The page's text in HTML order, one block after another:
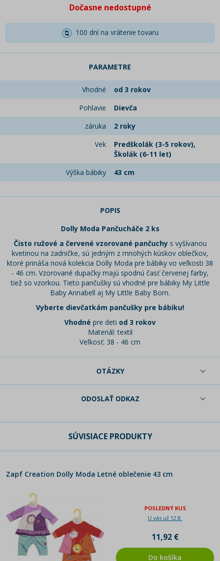
Dočasne nedostupné
100 dní na vrátenie tovaru
PARAMETRE
Vhodné
od 3 rokov
Pohlavie
Dievča
záruka
2 roky
Vek
Predškolák (3-5 rokov),
Školák (6-11 let)
Výška bábiky
43 cm
POPIS
Dolly Moda Pančucháče 2 ks
Čisto ružové a červené vzorované pančuchys vyšívanou
kvetinou na zadničke, sú jedným z mnohých kúskov oblečkov,
ktoré prináša nová kolekcia Dolly Moda pre bábiky vo veľkosti 38
- 46 cm. Vzorované dupačky majú spodnú časť červenej farby,
tiež so vzorkou. Tieto pančušky sú vhodné pre bábiky My Little
Baby Annabell aj My Little Baby Born.
Vyberte dievčatkám pančušky pre bábiku!
Vhodné pre deti od 3 rokov
Materiál: textil
Veľkosť: 38 - 46 cm
OTÁZKY
ODOSLAŤ ODKAZ
SÚVISIACE PRODUKTY
Zapf Creation Dolly Moda Letné oblečenie 43 cm
POSLEDNÝ KUS
U vás už 12.8.
11,92 €
Do košíka